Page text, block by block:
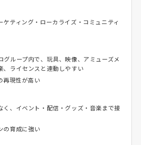
ケティング・ローカライズ・コミュニティ
グループ内で、玩具、映像、アミューズメ
、ライセンスと連動しやすい
再現性が高い
く、イベント・配信・グッズ・音楽まで接
の育成に強い